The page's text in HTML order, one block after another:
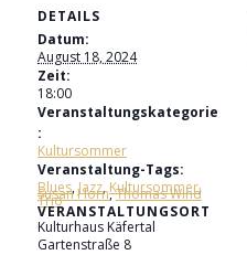
DETAILS
Datum:
August 18, 2024
Zeit:
18:00
Veranstaltungskategorie
:
Kultursommer
Veranstaltung-Tags:
Blues,Jazz,Kultursommer,
Susan Horn,Thomas Wind
Trio
VERANSTALTUNGSORT
Kulturhaus Käfertal
Gartenstraße 8